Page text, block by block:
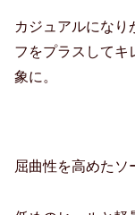
カジュアルになり
フをプラスしてキ
象に。
屈曲性を高めたソ